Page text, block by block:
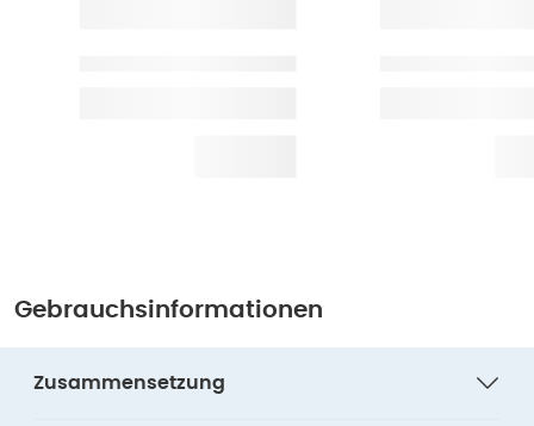
Gebrauchsinformationen
Zusammensetzung